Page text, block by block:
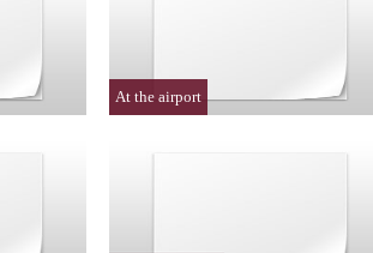
At the airport